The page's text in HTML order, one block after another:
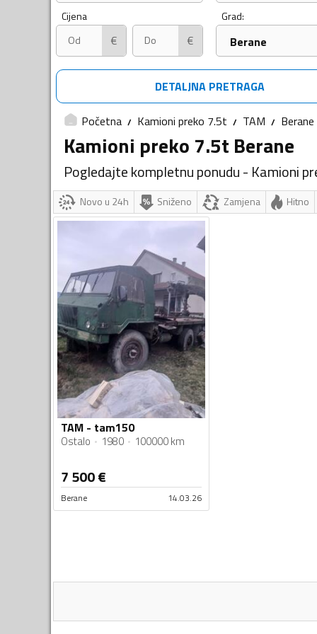
Cijena
€ €
Grad:
Berane
DETALJNA PRETRAGA
Početna Kamioni preko 7.5t TAM Berane
Kamioni preko 7.5t Berane
Pogledajte kompletnu ponudu - Kamioni
Novo u 24h Sniženo Zamjena Hitno
TAM - tam150
Ostalo 1980 100000 km
7 500€
Berane 14.03.26